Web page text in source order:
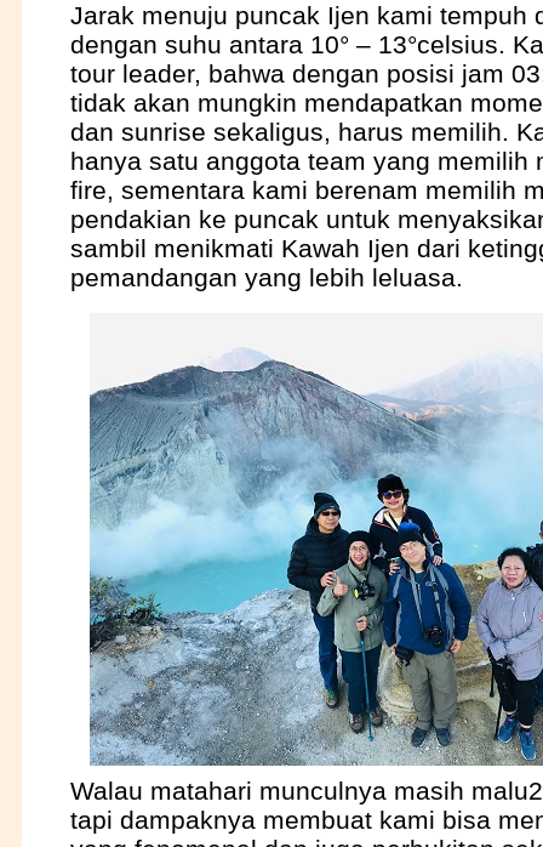
Jarak menuju puncak Ijen kami tempuh
dengan suhu antara 10° – 13°celsius.
tour leader, bahwa dengan posisi jam
tidak akan mungkin mendapatkan
dan sunrise sekaligus, harus memilih.
hanya satu anggota team yang memilih
fire, sementara kami berenam memilih
pendakian ke puncak untuk
sambil menikmati Kawah Ijen dari
pemandangan yang lebih leluasa.
Walau matahari munculnya masih
tapi dampaknya membuat kami bisa